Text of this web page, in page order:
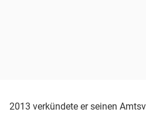
2013 verkündete er seinen